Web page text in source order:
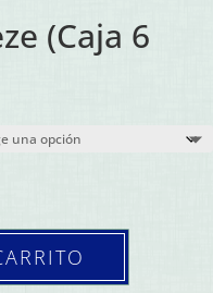
(Caja 6